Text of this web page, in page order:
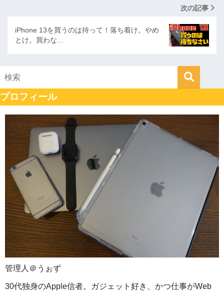
次の記事
iPhone 13を買うのは待って！落ち着け。やめ
とけ。買わな…
プロフィール
管理人＠うぉず
30代独身のApple信者。ガジェット好き、かつ仕事がWeb